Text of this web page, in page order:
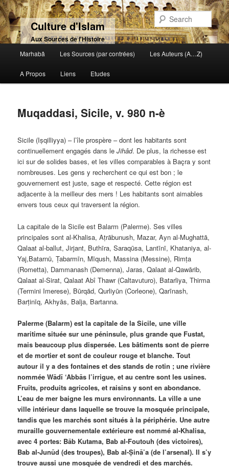
Culture d'Islam
Aux Sources de l'Histoire
Skip to primary content
Skip to secondary content
Marhabâ Les Sources (par contrées) Les Auteurs (A…Z)
A Propos Liens Etudes
Muqaddasi, Sicile, v. 980 n-è
Sicile (Iṣqilliyya) – l’île prospère – dont les habitants sont
continuellement engagés dans leJihâd. De plus, la richesse est
ici sur de solides bases, et les villes comparables à Baçra y sont
nombreuses. Les gens y recherchent ce qui est bon ; le
gouvernement est juste, sage et respecté. Cette région est
adjacente à la meilleur des mers ! Les habitants sont aimables
envers tous ceux qui traversent la région.
La capitale de la Sicile est Balarm (Palerme). Ses villes
principales sont al-Khalisa, Aṭrābunush, Mazar, Ayn al-Mughattā,
Qalaat al-ballut, Jirjant, Buthīra, Saraqūsa, Lantīnī, Khataniya, al-
Yaj,Batarnū, Ṭabarmīn, Mīqush, Massina (Messine), Rimṭa
(Rometta), Dammanash (Demenna), Jaras, Qalaat al-Qawārib,
Qalaat al-Sirat, Qalaat Abî Thawr (Caltavuturo), Batarliya, Thirma
(Termini Imerese), Būrqād, Qurliyūn (Corleone), Qarīnash,
Barṭinīq, Akhyās, Balja, Bartanna.
Palerme (Balarm) est la capitale de la Sicile, une ville
maritime située sur une péninsule, plus grande que Fustat,
mais beaucoup plus dispersée. Les bâtiments sont de pierre
et de mortier et sont de couleur rouge et blanche. Tout
autour il y a des fontaines et des stands de rotin ; une rivière
nommée Wādī ‘Abbās l’irrigue, et au centre sont les usines.
Fruits, produits agricoles, et raisins y sont en abondance.
L’eau de mer baigne les murs environnants. La ville a une
ville intérieur dans laquelle se trouve la mosquée principale,
tandis que les marchés sont situés à la périphérie. Une autre
muraille gouvernementale extérieure est nommé al-Khalisa,
avec 4 portes: Bāb Kutama, Bab al-Foutouh (des victoires),
Bab al-Junūd (des troupes), Bab al-Ṣinā’a (de l’arsenal). Il s’y
trouve aussi une mosquée de vendredi et des marchés.